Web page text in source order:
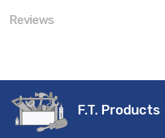
Reviews
F.T. Products